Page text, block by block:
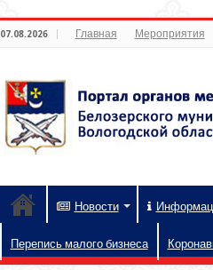
07.08.2026 Главная Мероприятия
Новости
Перепись малого бизнеса